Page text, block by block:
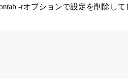
-rオプションで設定を削除し